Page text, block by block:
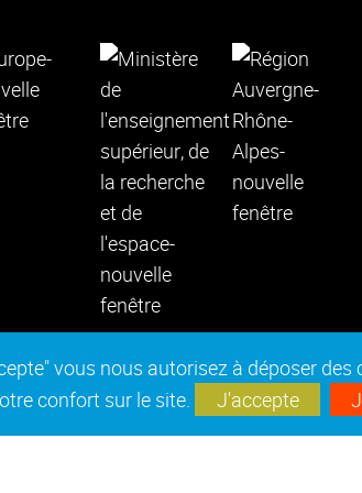
vous nous autorisez à déposer
confort sur le site.
J'accepte
Actes réglementaires Marchés publics